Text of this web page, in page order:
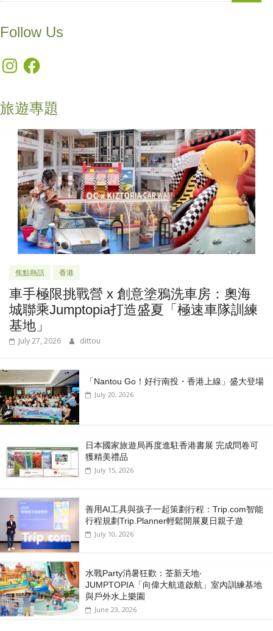
Follow Us
InstagramFacebook
旅遊專題
焦點熱話 香港
車手極限挑戰營 x 創意塗鴉洗車房：奧海
城聯乘Jumptopia打造盛夏「極速車隊訓練
基地」
July 27, 2026 dittou
「Nantou Go！好行南投・香港上線」盛大登場
July 20, 2026
日本國家旅遊局再度進駐香港書展 完成問卷可
獲精美禮品
July 15, 2026
善用AI工具與孩子一起策劃行程：Trip.com智能
行程規劃Trip.Planner輕鬆開展夏日親子遊
July 10, 2026
水戰Party消暑狂歡：荃新天地‧
JUMPTOPIA「向偉大航道啟航」室內訓練基地
與戶外水上樂園
June 23, 2026